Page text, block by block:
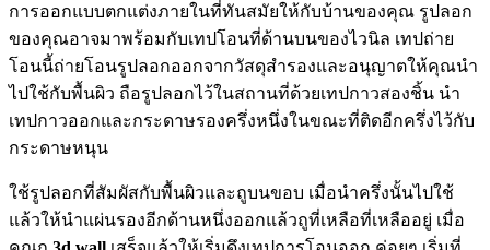
การออกแบบตกแต่งภายในที่ทันสมัยให้กับบ้านของคุณ รูปลอก
ของคุณอาจมาพร้อมกับเทปโอนที่ด้านบนของไวนิล เทปถ่าย
โอนนี้ถ่ายโอนรูปลอกออกจากวัสดุสำรองและอนุญาตให้คุณนำ
ไปใช้กับพื้นผิว ถือรูปลอกไว้ในสถานที่ด้วยเทปกาวสองชิ้น นำ
เทปกาวออกและกระดาษรองครึ่งหนึ่งในขณะที่ติดอีกครึ่งไว้กับ
กระดาษหนุน
ใช้รูปลอกที่สัมผัสกับพื้นผิวและถูบนขอบ เมื่อนำครึ่งนั้นไปใช้
แล้วให้นำแผ่นรองอีกด้านหนึ่งออกแล้วถูที่เหลือที่เหลืออยู่ เมื่อ